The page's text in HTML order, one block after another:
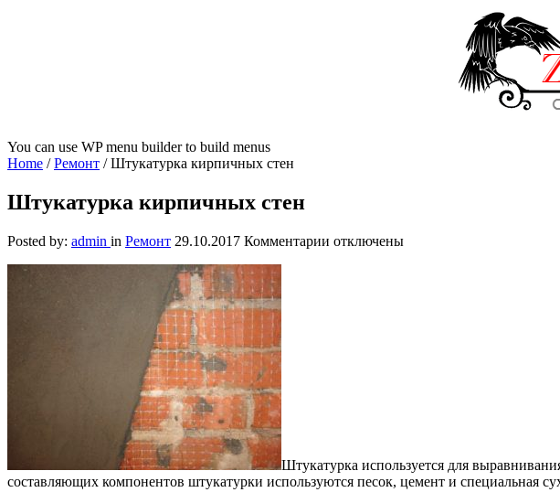
You can use WP menu builder to build menus
Home /Ремонт /Штукатурка кирпичных стен
Штукатурка кирпичных стен
Posted by: admin in Ремонт 29.10.2017 Комментарии котключены
Штукатурка используется для
составляющих компонентов штукатурки используются песок, цемент и специальная